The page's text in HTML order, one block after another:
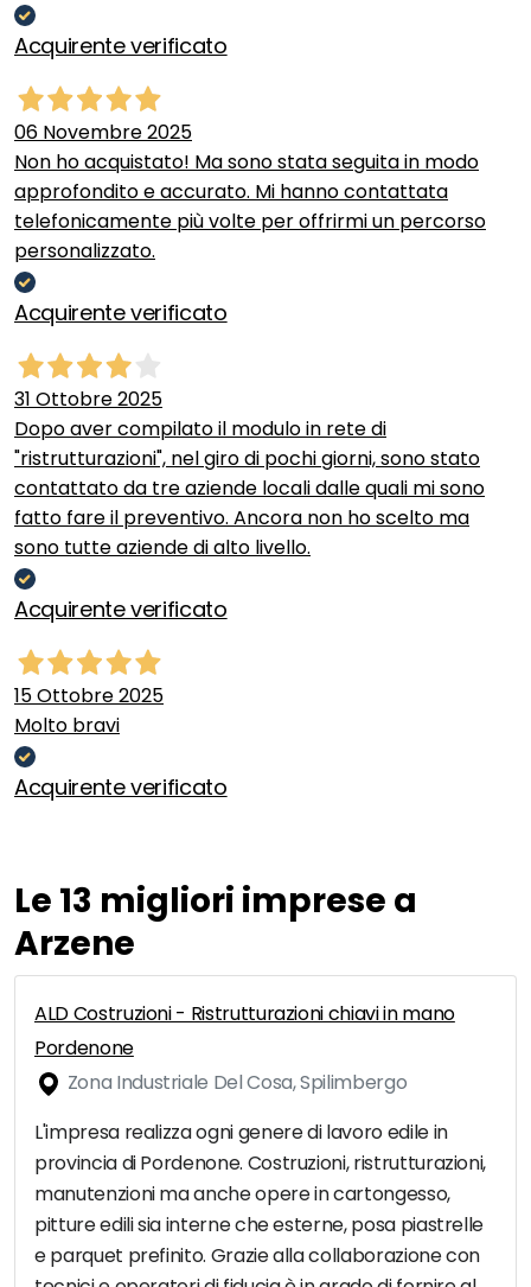
Acquirente verificato
06 Novembre 2025
Non ho acquistato! Ma sono stata seguita in modo
approfondito e accurato. Mi hanno contattata
telefonicamente più volte per offrirmi un percorso
personalizzato.
Acquirente verificato
31 Ottobre 2025
Dopo aver compilato il modulo in rete di
"ristrutturazioni", nel giro di pochi giorni, sono stato
contattato da tre aziende locali dalle quali mi sono
fatto fare il preventivo. Ancora non ho scelto ma
sono tutte aziende di alto livello.
Acquirente verificato
15 Ottobre 2025
Molto bravi
Acquirente verificato
Le 13 migliori imprese a
Arzene
ALD Costruzioni - Ristrutturazioni chiavi in mano
Pordenone
Zona Industriale Del Cosa, Spilimbergo
L'impresa realizza ogni genere di lavoro edile in
provincia di Pordenone. Costruzioni, ristrutturazioni,
manutenzioni ma anche opere in cartongesso,
pitture edili sia interne che esterne, posa piastrelle
e parquet prefinito. Grazie alla collaborazione con